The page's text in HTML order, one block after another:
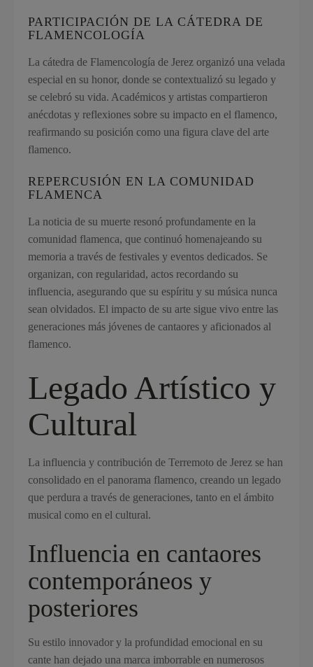
PARTICIPACIÓN DE LA CÁTEDRA DE
FLAMENCOLOGÍA
La cátedra de Flamencología de Jerez organizó una velada
especial en su honor, donde se contextualizó su legado y
se celebró su vida. Académicos y artistas compartieron
anécdotas y reflexiones sobre su impacto en el flamenco,
reafirmando su posición como una figura clave del arte
flamenco.
REPERCUSIÓN EN LA COMUNIDAD
FLAMENCA
La noticia de su muerte resonó profundamente en la
comunidad flamenca, que continuó homenajeando su
memoria a través de festivales y eventos dedicados. Se
organizan, con regularidad, actos recordando su
influencia, asegurando que su espíritu y su música nunca
sean olvidados. El impacto de su arte sigue vivo entre las
generaciones más jóvenes de cantaores y aficionados al
flamenco.
Legado Artístico y
Cultural
La influencia y contribución de Terremoto de Jerez se han
consolidado en el panorama flamenco, creando un legado
que perdura a través de generaciones, tanto en el ámbito
musical como en el cultural.
Influencia en cantaores
contemporáneos y
posteriores
Su estilo innovador y la profundidad emocional en su
cante han dejado una marca imborrable en numerosos